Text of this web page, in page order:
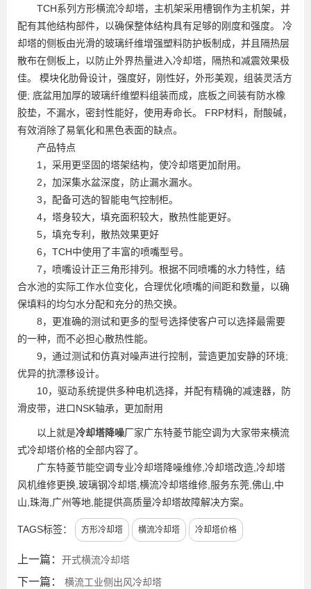
TCH系列方形横流冷却塔，主机架采用槽钢作为主机架，并
配有其他结构部件，以确保整体结构具有足够的刚度和强度。 冷
却塔的侧板由光滑的玻璃纤维增强塑料防护板制成，并且隔热层
散布在侧板上，以防止外界热量进入冷却塔，隔热和减震效果极
佳。 模块化肋骨设计，强度好，刚性好，外形美观，组装灵活方
便; 底盆用加厚的玻璃纤维塑料组装而成，底板之间装有防水橡
胶垫，不漏水，密封性能好，使用寿命长。 FRP材料，耐酸碱，
有效消除了易氧化和黑色表面的缺点。
产品特点
1，采用更坚固的塔架结构，使冷却塔更加耐用。
2，加深集水盆深度，防止漏水漏水。
3，配备可选的智能电气控制柜。
4，塔身较大，填充面积较大，散热性能更好。
5，填充专利，散热效果更好
6，TCH中使用了丰富的喷嘴型号。
7，喷嘴设计正三角形排列。根据不同喷嘴的水力特性，结
合水池的实际工作水位变化，合理优化喷嘴的间距和数量，以确
保填料的均匀水分配和充分的热交换。
8，更准确的测试和更多的型号选择使客户可以选择最需要
的一种，而不必担心散热性能。
9，通过测试和仿真对噪声进行控制，营造更加安静的环境;
优异的抗漂移设计。
10，驱动系统提供多种电机选择，并配有精确的减速器，防
滑皮带，进口NSK轴承，更加耐用
以上就是冷却塔降噪厂家广东特菱节能空调为大家带来横流
式冷却塔价格的全部内容了。
广东特菱节能空调专业冷却塔降噪维修,冷却塔改造,冷却塔
风机维修更换,玻璃钢冷却塔,横流冷却塔维修,服务东莞,佛山,中
山,珠海,广州等地,能提供高质量冷却塔故障解决方案。
TAGS标签： 方形冷却塔 横流冷却塔 冷却塔价格
上一篇： 开式横流冷却塔
下一篇： 横流工业侧出风冷却塔